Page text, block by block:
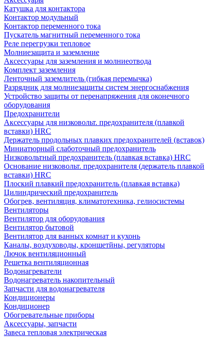
Катушка для контактора
Контактор модульный
Контактор переменного тока
Пускатель магнитный переменного тока
Реле перегрузки тепловое
Молниезащита и заземление
Аксессуары для заземления и молниеотвода
Комплект заземления
Ленточный заземлитель (гибкая перемычка)
Разрядник для молниезащиты систем энергоснабжения
Устройство защиты от перенапряжения для оконечного
оборудования
Предохранители
Аксессуары для низковольт. предохранителя (плавкой
вставки) HRC
Держатель продольных плавких предохранителей (вставок)
Миниатюрный слаботочный предохранитель
Низковольтный предохранитель (плавкая вставка) HRC
Основание низковольт. предохранителя (держатель плавкой
вставки) HRC
Плоский плавкий предохранитель (плавкая вставка)
Цилиндрический предохранитель
Обогрев, вентиляция, климатотехника, гелиосистемы
Вентиляторы
Вентилятор для оборудования
Вентилятор бытовой
Вентилятор для ванных комнат и кухонь
Каналы, воздуховоды, кроншетйны, регуляторы
Лючок вентиляционный
Решетка вентиляционная
Водонагреватели
Водонагреватель накопительный
Запчасти для водонагревателя
Кондиционеры
Кондиционер
Обогревательные приборы
Аксессуары, запчасти
Завеса тепловая электрическая